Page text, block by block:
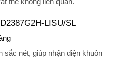
LISU/SL
sắc nét, giúp nhận diện khuôn